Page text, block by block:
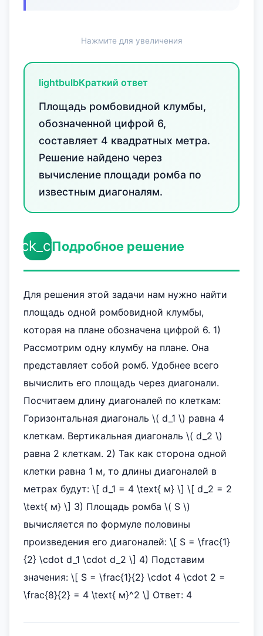
Нажмите для увеличения
lightbulbКраткий ответ
Площадь ромбовидной клумбы,
обозначенной цифрой 6,
составляет 4 квадратных метра.
Решение найдено через
вычисление площади ромба по
известным диагоналям.
Подробное решение
Для решения этой задачи нам нужно найти
площадь одной ромбовидной клумбы,
которая на плане обозначена цифрой 6. 1)
Рассмотрим одну клумбу на плане. Она
представляет собой ромб. Удобнее всего
вычислить его площадь через диагонали.
Посчитаем длину диагоналей по клеткам:
Горизонтальная диагональ \( d_1 \) равна 4
клеткам. Вертикальная диагональ \( d_2 \)
равна 2 клеткам. 2) Так как сторона одной
клетки равна 1 м, то длины диагоналей в
метрах будут: \[ d_1 = 4 \text{ м} \] \[ d_2 = 2
\text{ м} \] 3) Площадь ромба \( S \)
вычисляется по формуле половины
произведения его диагоналей: \[ S = \frac{1}
{2} \cdot d_1 \cdot d_2 \] 4) Подставим
значения: \[ S = \frac{1}{2} \cdot 4 \cdot 2 =
\frac{8}{2} = 4 \text{ м}^2 \] Ответ: 4